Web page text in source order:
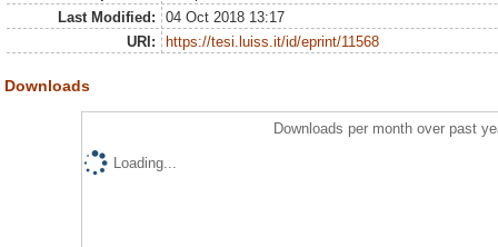
Last Modified:
04 Oct 2018 13:17
URI:
https://tesi.luiss.it/id/eprint/11568
Downloads
Downloads per month over past
Loading...